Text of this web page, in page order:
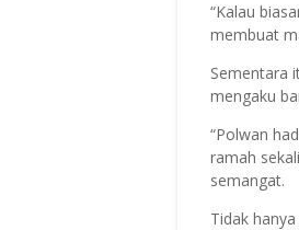
“Kalau
membuat
Sementara
mengaku
“Polwan
ramah
semangat.
Tidak